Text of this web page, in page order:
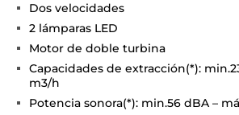
Dos velocidades
2 lámparas LED
Motor de doble turbina
Capacidades de extracción(*):
m3/h
Potencia sonora(*): min.56 dBA –